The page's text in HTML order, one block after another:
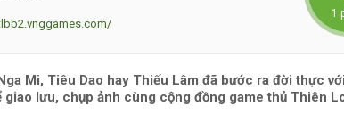
1
Mi, Tiêu Dao hay Thiếu Lâm đã bước ra đời thực
lưu, chụp ảnh cùng cộng đồng game thủ Thiên